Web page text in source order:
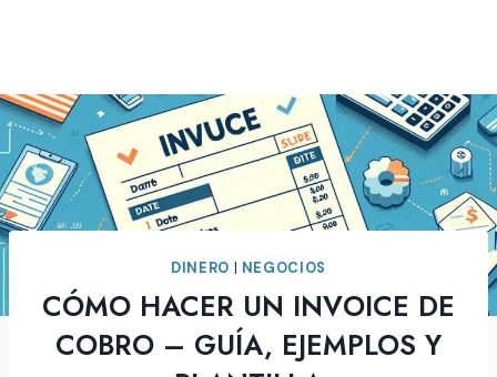
DINERO NEGOCIOS
CÓMO HACER UN INVOICE DE
COBRO – GUÍA, EJEMPLOS Y